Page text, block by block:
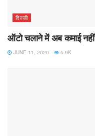
दिल्ली
ऑटो चलाने में अब कमाई नहीं
JUNE 11, 2020 5.9K